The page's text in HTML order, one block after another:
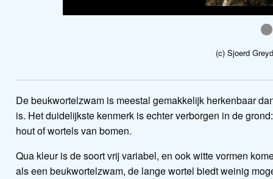
(c) Sjoerd
De beukwortelzwam is meestal gemakkelijk herkenbaar
is. Het duidelijkste kenmerk is echter verborgen in de
hout of wortels van bomen.
Qua kleur is de soort vrij variabel, en ook witte vormen
als een beukwortelzwam, de lange wortel biedt weinig